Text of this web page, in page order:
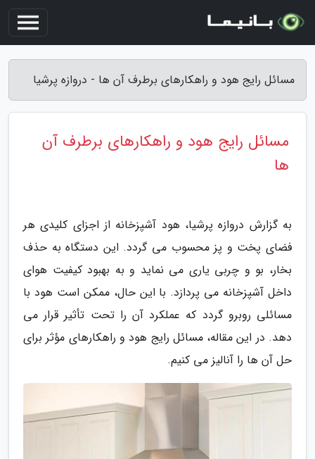
مسائل رایج هود و راهکارهای برطرف آن ها - دروازه پرشیا
مسائل رایج هود و راهکارهای برطرف آن
ها
به گزارش دروازه پرشیا، هود آشپزخانه از اجزای کلیدی هر
فضای پخت و پز محسوب می گردد. این دستگاه به حذف
بخار، بو و چربی یاری می نماید و به بهبود کیفیت هوای
داخل آشپزخانه می پردازد. با این حال، ممکن است هود با
مسائلی روبرو گردد که عملکرد آن را تحت تأثیر قرار می
دهد. در این مقاله، مسائل رایج هود و راهکارهای مؤثر برای
حل آن ها را آنالیز می کنیم.